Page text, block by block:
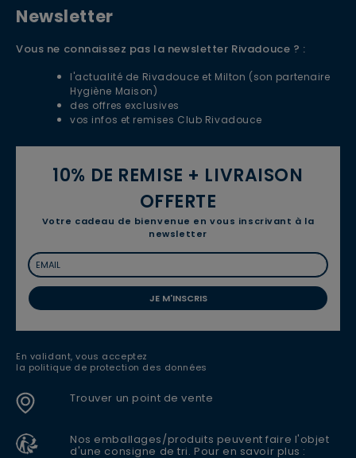
Newsletter
Vous ne connaissez pas la newsletter Rivadouce ? :
l'actualité de Rivadouce et Milton (son partenaire
Hygiène Maison)
des offres exclusives
vos infos et remises Club Rivadouce
10% DE REMISE + LIVRAISON
OFFERTE
Votre cadeau de bienvenue en vous inscrivant à la
newsletter
JE M'INSCRIS
En validant, vous acceptez
la politique de protection des données
Trouver un point de vente
Nos emballages/produits peuvent faire l'objet
d'une consigne de tri. Pour en savoir plus :